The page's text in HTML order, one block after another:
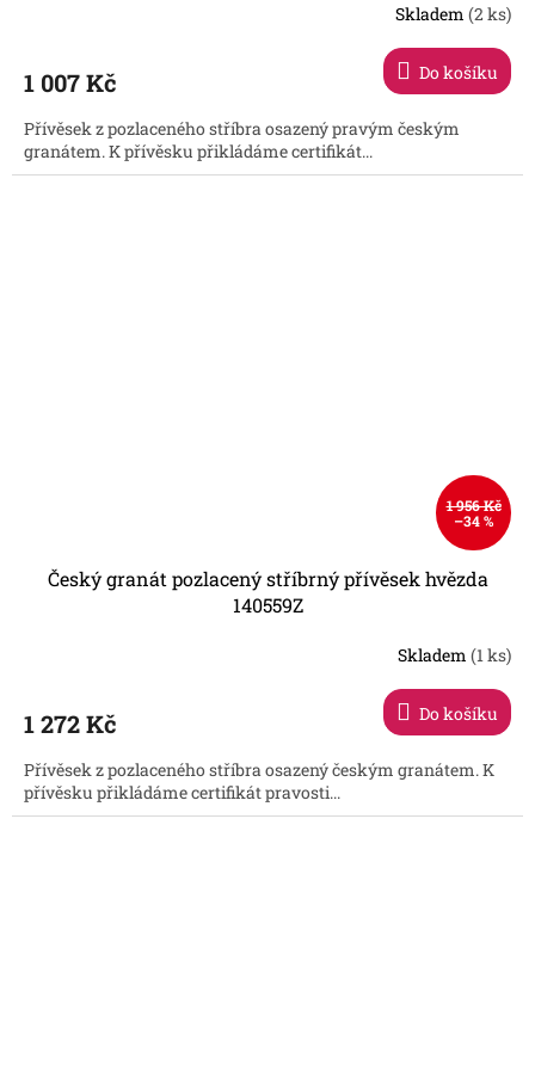
Skladem (2 ks)
1 007 Kč Do košíku
Přívěsek z pozlaceného stříbra osazený pravým českým
granátem. K přívěsku přikládáme certifikát...
1 956 Kč
–34 %
Český granát pozlacený stříbrný přívěsek hvězda
140559Z
Skladem (1 ks)
1 272 Kč Do košíku
Přívěsek z pozlaceného stříbra osazený českým granátem. K
přívěsku přikládáme certifikát pravosti...